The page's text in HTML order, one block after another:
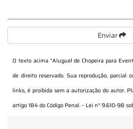
Enviar
O texto acima "Aluguel de Chopeira para
de direito reservado. Sua reprodução, parcial
links, é proibida sem a autorização do autor.
artigo 184 do Código Penal. – Lei n° 9.610-98